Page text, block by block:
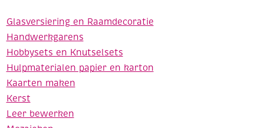
Glasversiering en Raamdecoratie
Handwerkgarens
Hobbysets en Knutselsets
Hulpmaterialen papier en karton
Kaarten maken
Kerst
Leer bewerken